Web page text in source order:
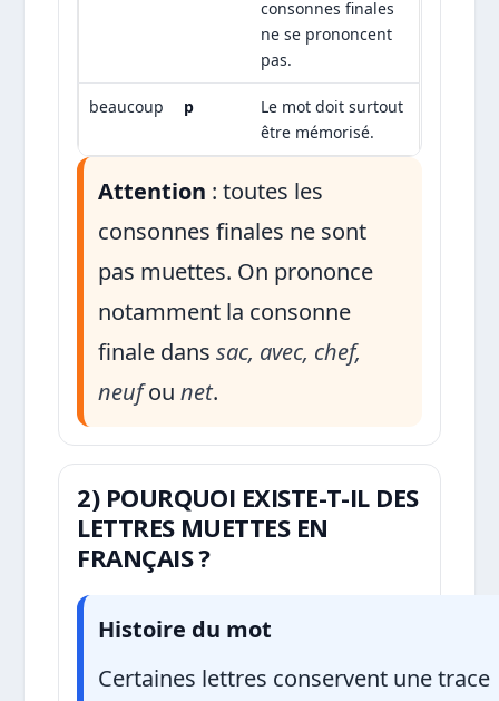
consonnes finales
ne se prononcent
pas.
beaucoup p
Le mot doit surtout
être mémorisé.
Attention : toutes les
consonnes finales ne sont
pas muettes. On prononce
notamment la consonne
finale danssac, avec, chef,
neufounet.
2) POURQUOI EXISTE-T-IL DES
LETTRES MUETTES EN
FRANÇAIS ?
Histoire du mot
Certaines lettres conservent une trace